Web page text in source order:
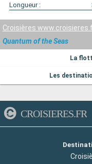
Longueur :
Croisières
Quantum of the Seas
La
Les
CROISIERES.FR